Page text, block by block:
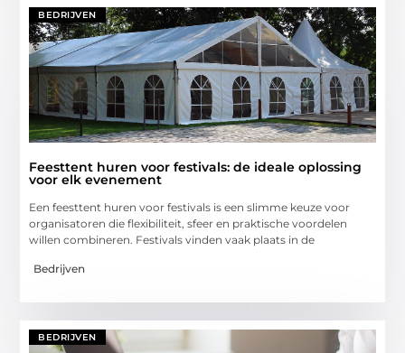
BEDRIJVEN
Feesttent huren voor festivals: de ideale oplossing
voor elk evenement
Een feesttent huren voor festivals is een slimme keuze voor
organisatoren die flexibiliteit, sfeer en praktische voordelen
willen combineren. Festivals vinden vaak plaats in de
Bedrijven
BEDRIJVEN